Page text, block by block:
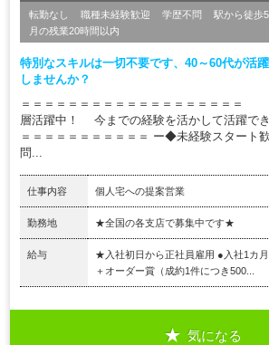
転勤なし 職種未経験歓迎 学歴不問
駅から徒歩
月の残業20時間以内
特別なスキルは一切不要です、40～60代が活
しませんか？
＝＝＝＝＝＝＝＝＝＝＝＝＝＝＝＝＝＝＝
層活躍中！ 今までの経験を活かして活躍で
＝＝＝＝＝＝＝＝＝＝＝ ー◆未経験スタート
問...
仕事内容 個人宅への提案営業
勤務地 ★全国の各支店で募集中です★
給与
★入社初日から正社員雇用 ●入社1カ
＋オーダー賞（成約1件につき500...
気になる